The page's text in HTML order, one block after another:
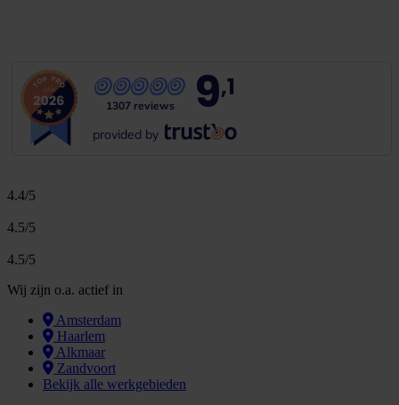
1307 reviews 9,1
provided by
4.4/5
4.5/5
4.5/5
Wij zijn o.a. actief in
Amsterdam
Haarlem
Alkmaar
Zandvoort
Bekijk alle werkgebieden